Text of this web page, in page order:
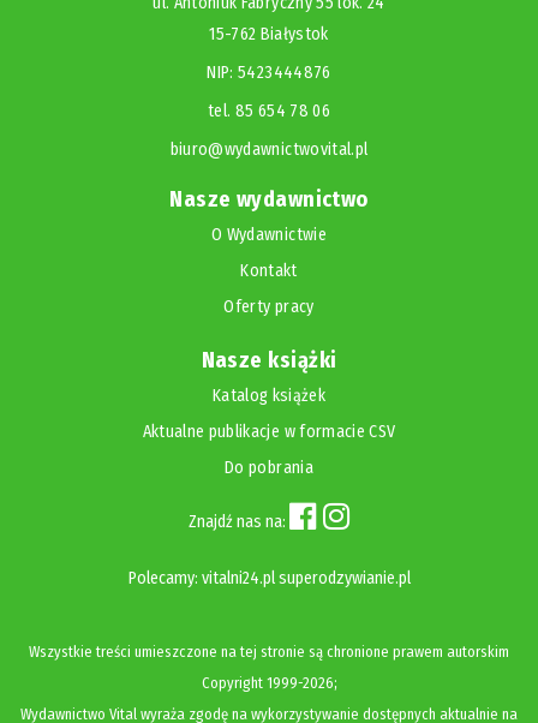
15-762 Białystok
NIP: 5423444876
tel. 85 654 78 06
biuro@wydawnictwovital.pl
Nasze wydawnictwo
O Wydawnictwie
Kontakt
Oferty pracy
Nasze książki
Katalog książek
Aktualne publikacje w formacie CSV
Do pobrania
Znajdź nas na:
Polecamy: vitalni24.pl superodzywianie.pl
Wszystkie treści umieszczone na tej stronie są chronione prawem autorskim
Copyright1999-2026;
Wydawnictwo Vital wyraża zgodę na wykorzystywanie dostępnych aktualnie na